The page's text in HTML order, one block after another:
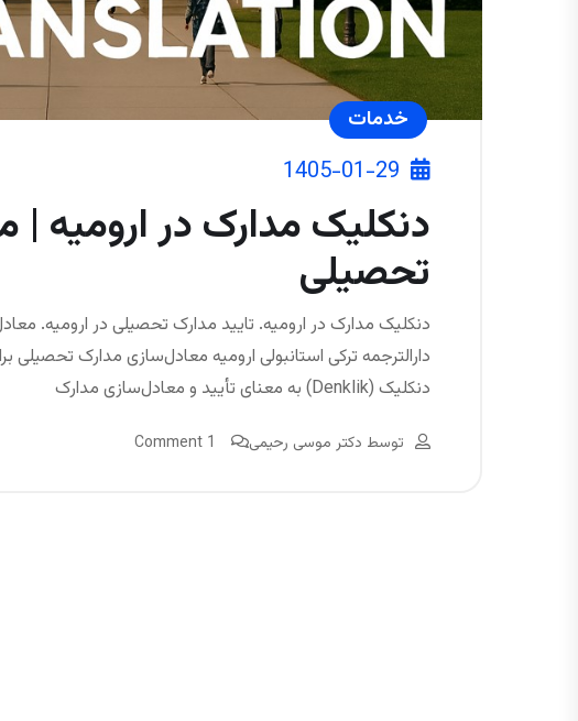
خدمات
1405-01-29
دنکلیک مدارک در ارومیه
تحصیلی
دنکلیک مدارک در ارومیه. تایید مدارک تحصیلی در ارومیه.
دارالترجمه ترکی استانبولی ارومیه معادل‌سازی مدارک
دنکلیک (Denklik) به معنای تأیید و معادل‌سازی مدارک
توسط دکتر موسی رحیمی 1 Comment